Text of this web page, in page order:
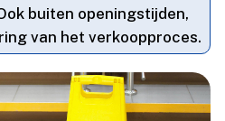
buiten openingstijden,
van het verkoopproces.​